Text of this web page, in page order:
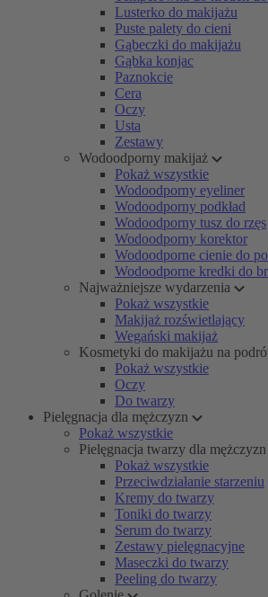
Lusterko do makijażu
Puste palety do cieni
Gąbeczki do makijażu
Gąbka konjac
Paznokcie
Cera
Oczy
Usta
Zestawy
Wodoodporny makijaż
Pokaż wszystkie
Wodoodporny eyeliner
Wodoodporny podkład
Wodoodporny tusz do rzęs
Wodoodporny korektor
Wodoodporne cienie do
Wodoodporne kredki do
Najważniejsze wydarzenia
Pokaż wszystkie
Makijaż rozświetlający
Wegański makijaż
Kosmetyki do makijażu na
Pokaż wszystkie
Oczy
Do twarzy
Pielęgnacja dla mężczyzn
Pokaż wszystkie
Pielęgnacja twarzy dla mężczyzn
Pokaż wszystkie
Przeciwdziałanie starzeniu
Kremy do twarzy
Toniki do twarzy
Serum do twarzy
Zestawy pielęgnacyjne
Maseczki do twarzy
Peeling do twarzy